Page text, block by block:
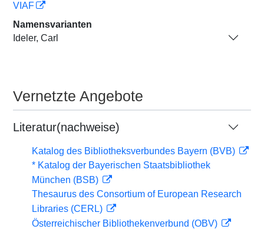
VIAF
Namensvarianten
Ideler, Carl
Vernetzte Angebote
Literatur(nachweise)
Katalog des Bibliotheksverbundes Bayern (BVB)
* Katalog der Bayerischen Staatsbibliothek
München (BSB)
Thesaurus des Consortium of European Research
Libraries (CERL)
Österreichischer Bibliothekenverbund (OBV)